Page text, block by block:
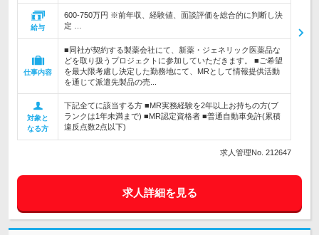
給与
600-750万円 ※前年収、経験値、面談評価を総合的に判断し決
定 …
仕事内容
■同社が契約する製薬会社にて、新薬・ジェネリック医薬品な
どを取り扱うプロジェクトに参加していただきます。 ■ご希望
を最大限考慮し決定した勤務地にて、MRとして情報提供活動
を通じて派遣先製品の売...
対象と
なる方
下記全てに該当する方 ■MR実務経験を2年以上お持ちの方(ブ
ランクは1年未満まで) ■MR認定資格者 ■普通自動車免許(累積
違反点数2点以下)
求人管理No. 212647
求人詳細を見る